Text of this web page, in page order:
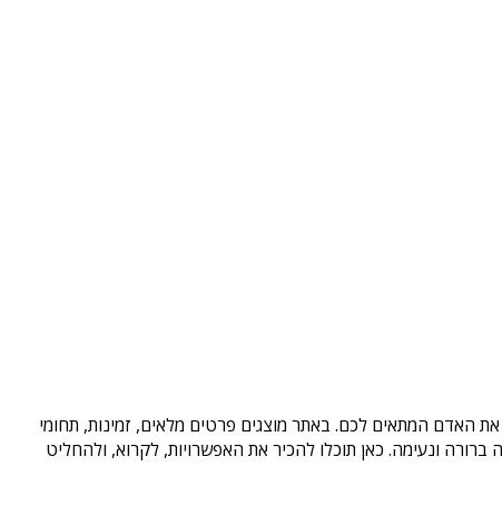
האדם המתאים לכם. באתר מוצגים פרטים מלאים, זמינות, תחומי
ונעימה. כאן תוכלו להכיר את האפשרויות, לקרוא, ולהחליט